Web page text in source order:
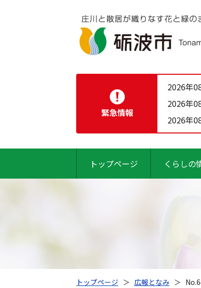
緊急情報
2026年
2026年
2026年
トップページ くらしの
トップページ ＞ 広報となみ ＞